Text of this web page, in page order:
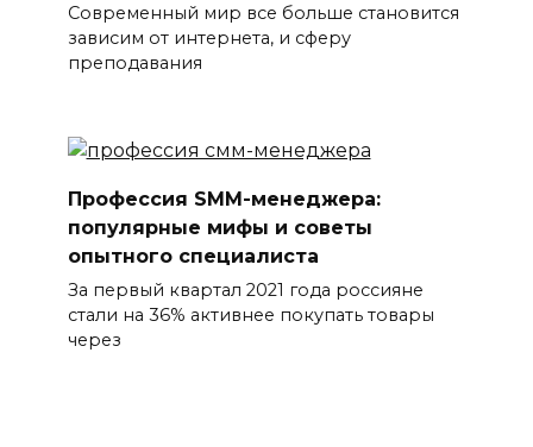
Современный мир все больше становится
зависим от интернета, и сферу
преподавания
Профессия SMM-менеджера:
популярные мифы и советы
опытного специалиста
За первый квартал 2021 года россияне
стали на 36% активнее покупать товары
через